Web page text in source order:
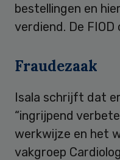
bestellingen en
verdiend. De
Fraudezaak
Isala schrijft dat
“ingrijpend
werkwijze en het
vakgroep